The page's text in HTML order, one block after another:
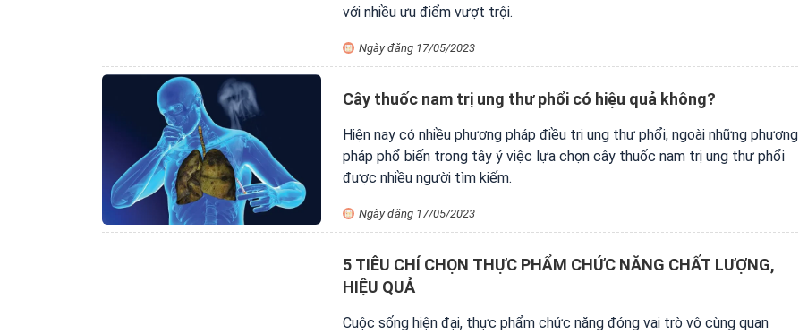
với nhiều ưu điểm vượt trội.
Ngày đăng 17/05/2023
Cây thuốc nam trị ung thư phổi có hiệu quả không?
Hiện nay có nhiều phương pháp điều trị ung thư phổi, ngoài những phương
pháp phổ biến trong tây ý việc lựa chọn cây thuốc nam trị ung thư phổi
được nhiều người tìm kiếm.
Ngày đăng 17/05/2023
5 TIÊU CHÍ CHỌN THỰC PHẨM CHỨC NĂNG CHẤT LƯỢNG,
HIỆU QUẢ
Cuộc sống hiện đại, thực phẩm chức năng đóng vai trò vô cùng quan